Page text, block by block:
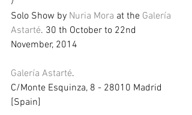
Solo Show by Nuria Mora at the Galería
Astarté. 30 th October to 22nd
November, 2014
Galería Astarté.
C/Monte Esquinza, 8 - 28010 Madrid
[Spain]